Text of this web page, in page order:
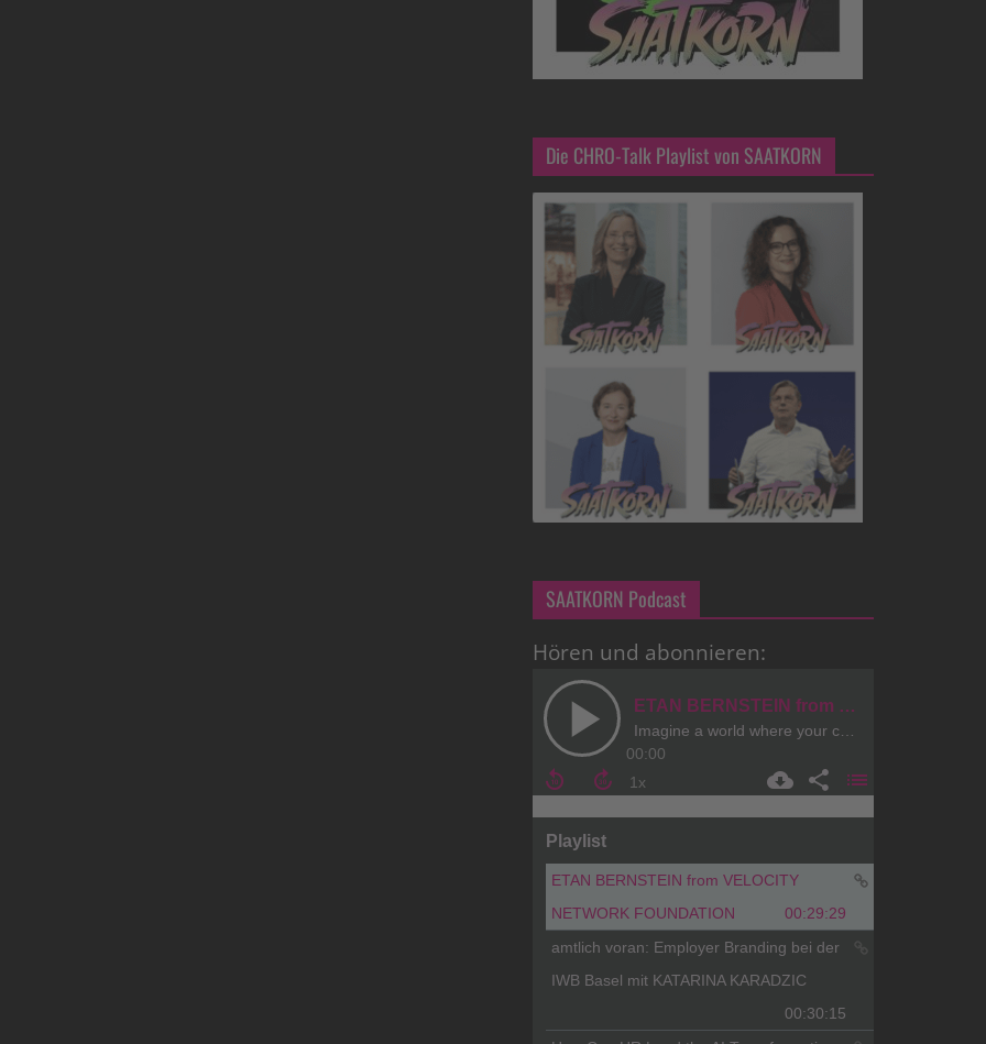
Die CHRO-Talk Playlist von SAATKORN
SAATKORN Podcast
Hören und abonnieren: